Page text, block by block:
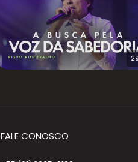
FALE CONOSCO